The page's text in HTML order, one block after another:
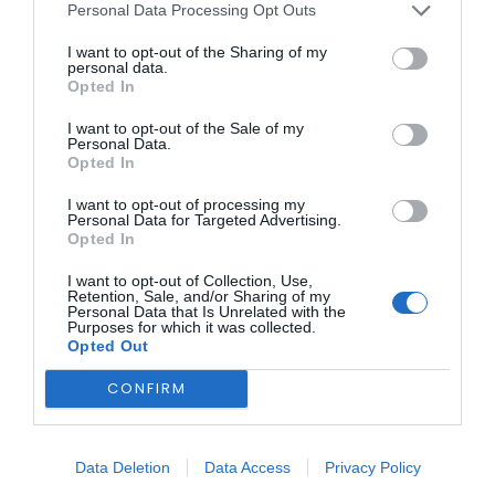
Personal Data Processing Opt Outs
I want to opt-out of the Sharing of my
personal data.
Opted In
I want to opt-out of the Sale of my
Personal Data.
Opted In
I want to opt-out of processing my
Personal Data for Targeted Advertising.
Opted In
I want to opt-out of Collection, Use,
Retention, Sale, and/or Sharing of my
Personal Data that Is Unrelated with the
Purposes for which it was collected.
Opted Out
CONFIRM
Data Deletion Data Access Privacy Policy
revivendo o jogo do contrabando, os riscos e os segredos
Bilhetes:2€
Local de compra:A Moagem
Reservas:bilheteira@cm-fundao.pt
Contacto:
275 773 032 (chamada para a rede fixa
nacional)
Uma oportunidade imperdível para celebrar o teatro e a
memória coletiva!
Foto: Municipio do Fundão
Texto – Beatriz Tavares